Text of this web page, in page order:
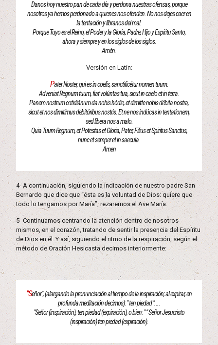
Danos hoy nuestro pan de cada día y perdona nuestras ofensas, porque
nosotros ya hemos perdonado a quienes nos ofenden. No nos dejes caer en
la tentación y líbranos del mal.
Porque Tuyo es el Reino, el Poder y la Gloria, Padre, Hijo y Espíritu Santo,
ahora y siempre y en los siglos de los siglos.
Amén.
Versión en Latín:
Pater Noster, qui es in coelis, sanctificétur nomen tuum.
Adveniat Regnum tuum, fiat volúntas tua, sicut in caelo et in terra.
Panem nostrum cotidiánum da nobis hódie, et dimitte nobis débita nostra,
sicut et nos dimitímus debitóribus nostris. Et ne nos indúcas in tentationem,
sed libera nos a malo.
Quia Tuum Regnum, et Potestas et Gloria, Pater, Filius et Spiritus Sanctus,
nunc et semper et in saecula.
Amen
4- A continuación, siguiendo la indicación de nuestro padre San
Bernardo que dice que “ésta es la voluntad de Dios: quiere que
todo lo tengamos por María”, rezaremos el Ave María.
5- Continuamos centrando la atención dentro de nosotros
mismos, en el corazón, tratando de sentir la presencia del Espíritu
de Dios en él. Y así, siguiendo el ritmo de la respiración, según el
método de Oración Hesicasta decimos interiormente:
"Señor", (alargando la pronunciación al tiempo de la inspiración; al expirar, en
profunda meditación decimos): " ten piedad "....
"Señor (inspiración), ten piedad (expiración), o bien: " " Señor Jesucristo
(inspiración) ten piedad (expiración).